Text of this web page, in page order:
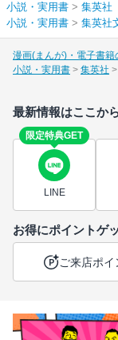
小説・実用書 > 集英社
小説・実用書 > 集英社
漫画(まんが)・電子書
小説・実用書
集英社
最新情報はここか
限定特典GET
LINE
お得にポイントゲ
ご来店ポイ